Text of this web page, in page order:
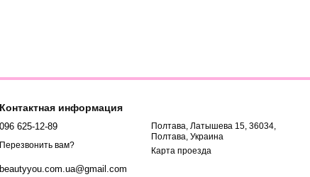
Контактная информация
096 625-12-89
Перезвонить вам?
beautyyou.com.ua@gmail.com
Полтава, Латышева 15, 36034,
Полтава, Украина
Карта проезда